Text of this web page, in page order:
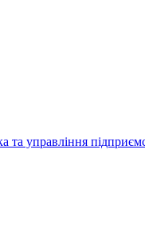
та управління